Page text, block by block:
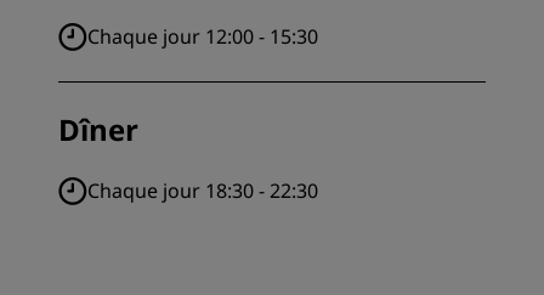
Chaque jour 12:00 - 15:30
Dîner
Chaque jour 18:30 - 22:30